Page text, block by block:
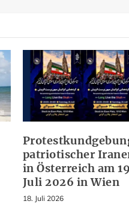
patriotischer
in Österreich am
Juli 2026 in Wien
18. Juli 2026